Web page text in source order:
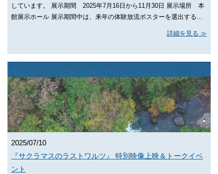
しています。 展示期間 2025年7月16日から11月30日 展示場所 本
館展示ホール 展示期間中は、来年の体験放流ポスターを選出する...
詳細を見る
2025/07/10
『サクラマスのラストワルツ』 特別映像上映＆トークイベ
ント